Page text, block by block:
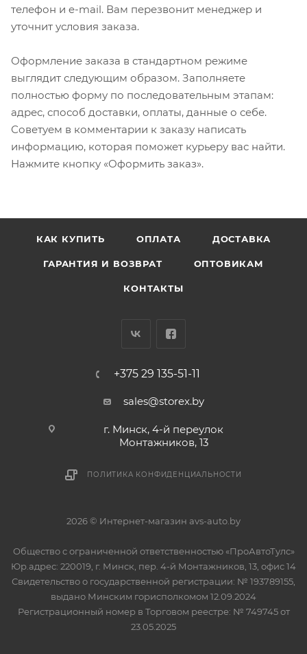
телефон и e-mail. Вам перезвонит менеджер и
уточнит условия заказа.
Оформление заказа в стандартном режиме
выглядит следующим образом. Заполняете
полностью форму по последовательным этапам:
адрес, способ доставки, оплаты, данные о себе.
Советуем в комментарии к заказу написать
информацию, которая поможет курьеру вас найти.
Нажмите кнопку «Оформить заказ».
КАК КУПИТЬ ОПЛАТА ДОСТАВКА
ГАРАНТИЯ И ВОЗВРАТ ОПТОВИКАМ
КОНТАКТЫ
+375 29 135-51-11
sales@storex.by
г. Минск, 4-й переулок
Монтажников, 13
ПОЛИТИКА КОНФИДЕНЦИАЛЬНОСТИ
2026 © Интернет-магазин avs-auto.by
Общество с ограниченной ответственностью «ПроАвтоТулс»
Юр.адрес: 220019, г. Минск, пер. 4-й Монтажников, 13, офис 14
Свидетельство о государственной регистрации: № 193789155,
выдано Минским горисполкомом 12.09.2024
Регистрационный номер в Торговом реестре: № 749745 от
23.05.2025